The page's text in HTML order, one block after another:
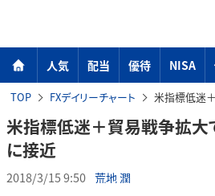
人気 配当 優待 NISA
TOP FXデイリーチャート 米指標低迷＋貿
米指標低迷＋貿易戦争拡大
に接近
2018/3/15 9:50 荒地 潤